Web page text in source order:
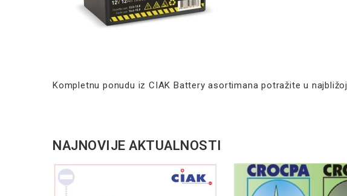
Kompletnu ponudu iz CIAK Battery asortimana potražite u najbližoj
NAJNOVIJE AKTUALNOSTI